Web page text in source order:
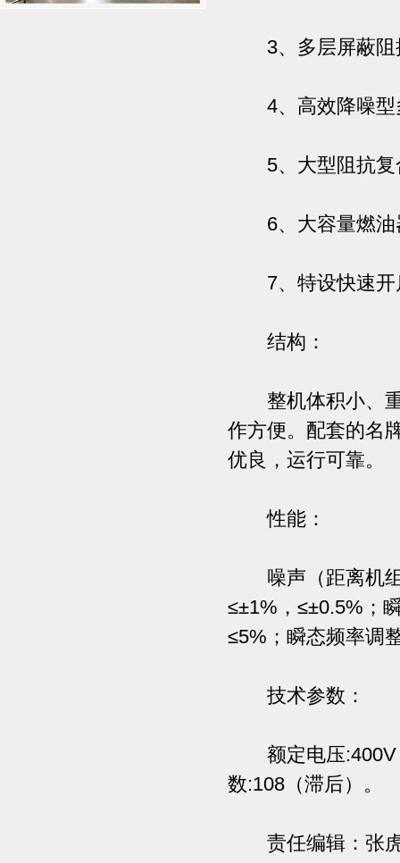
3、多层屏蔽阻
4、高效降噪型
5、大型阻抗复
6、大容量燃油
7、特设快速开
结构：
整机体积小、重
作方便。配套的名
优良，运行可靠。
性能：
噪声（距离机组
≤±1%，≤±0.5%；
≤5%；瞬态频率调
技术参数：
额定电压:400V
数:108（滞后）。
责任编辑：张